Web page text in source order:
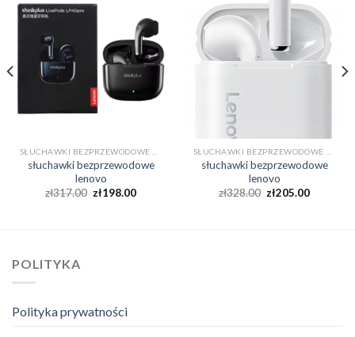
słuchawki bezprzewodowe
lenovo
zł317.00 zł198.00
słuchawki bezprzewodowe
lenovo
zł328.00 zł205.00
POLITYKA
Polityka prywatności